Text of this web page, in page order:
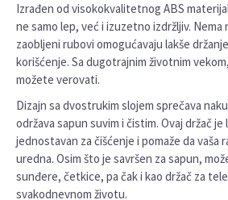
Izrađen od visokokvalitetnog ABS
ne samo lep, već i izuzetno izdržljiv. Nema
zaobljeni rubovi omogućavaju lakše
korišćenje. Sa dugotrajnim životnim
možete verovati.
Dizajn sa dvostrukim slojem sprečava
održava sapun suvim i čistim. Ovaj držač je
jednostavan za čišćenje i pomaže da vaša
uredna. Osim što je savršen za sapun,
sunđere, četkice, pa čak i kao držač za
svakodnevnom životu.